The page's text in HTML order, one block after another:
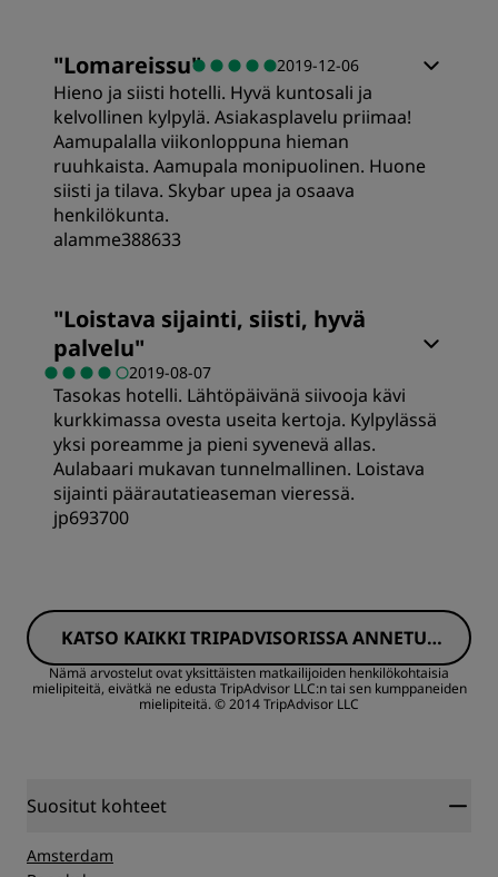
Palvelu
Hinta-laatusuhde
Nukkuminen
Sijainti
Siisteys
Palvelu
"Lomareissu" 2019-12-06
Hieno ja siisti hotelli. Hyvä kuntosali ja
kelvollinen kylpylä. Asiakasplavelu priimaa!
Aamupalalla viikonloppuna hieman
ruuhkaista. Aamupala monipuolinen. Huone
siisti ja tilava. Skybar upea ja osaava
henkilökunta.
alamme388633
Hinta-laatusuhde
Nukkuminen
Sijainti
Palvelu
"Loistava sijainti, siisti, hyvä
palvelu"
2019-08-07
Tasokas hotelli. Lähtöpäivänä siivooja kävi
kurkkimassa ovesta useita kertoja. Kylpylässä
yksi poreamme ja pieni syvenevä allas.
Aulabaari mukavan tunnelmallinen. Loistava
sijainti päärautatieaseman vieressä.
jp693700
Hinta-laatusuhde
Nukkuminen
Siisteys
KATSO KAIKKI TRIPADVISORISSA ANNETUT
ARVOSTELUT
Nämä arvostelut ovat yksittäisten matkailijoiden henkilökohtaisia
mielipiteitä, eivätkä ne edusta TripAdvisor LLC:n tai sen kumppaneiden
mielipiteitä.© 2014 TripAdvisor LLC
Suositut kohteet
Amsterdam